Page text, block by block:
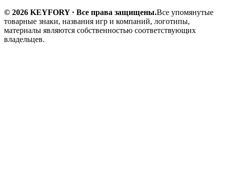
© 2026 KEYFORY · Все права защищены.Все упомянутые
товарные знаки, названия игр и компаний, логотипы,
материалы являются собственностью соответствующих
владельцев.